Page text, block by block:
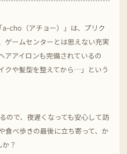
cho（アチョー）」は、プリク
ゲームセンターとは思えない充実
アアイロンも完備されているの
クや髪型を整えてから…」という
ので、夜遅くなっても安心して訪
食べ歩きの最後に立ち寄って、か
？